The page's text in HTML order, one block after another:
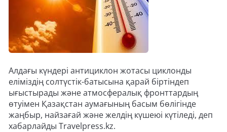
Алдағы күндері антициклон жотасы циклонды
еліміздің солтүстік-батысына қарай біртіндеп
ығыстырады және атмосфералық фронттардың
өтуімен Қазақстан аумағының басым бөлігінде
жаңбыр, найзағай және желдің күшеюі күтіледі, деп
хабарлайды Travelpress.kz.